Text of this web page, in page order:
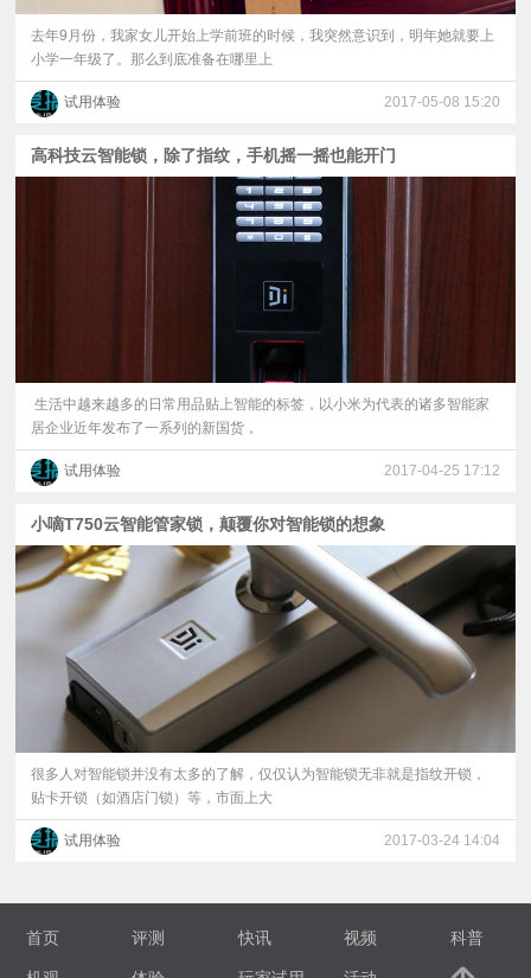
去年9月份，我家女儿开始上学前班的时候，我突然意识到，明年她就要上
小学一年级了。那么到底准备在哪里上
试用体验 2017-05-08 15:20
高科技云智能锁，除了指纹，手机摇一摇也能开门
生活中越来越多的日常用品贴上智能的标签，以小米为代表的诸多智能家
居企业近年发布了一系列的新国货，
试用体验 2017-04-25 17:12
小嘀T750云智能管家锁，颠覆你对智能锁的想象
很多人对智能锁并没有太多的了解，仅仅认为智能锁无非就是指纹开锁，
贴卡开锁（如酒店门锁）等，市面上大
试用体验 2017-03-24 14:04
首页 评测 快讯 视频 科普